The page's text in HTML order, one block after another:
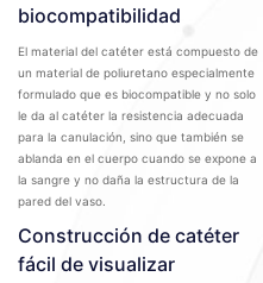
biocompatibilidad
El material del catéter está compuesto de
un material de poliuretano especialmente
formulado que es biocompatible y no solo
le da al catéter la resistencia adecuada
para la canulación, sino que también se
ablanda en el cuerpo cuando se expone a
la sangre y no daña la estructura de la
pared del vaso.
Construcción de catéter
fácil de visualizar